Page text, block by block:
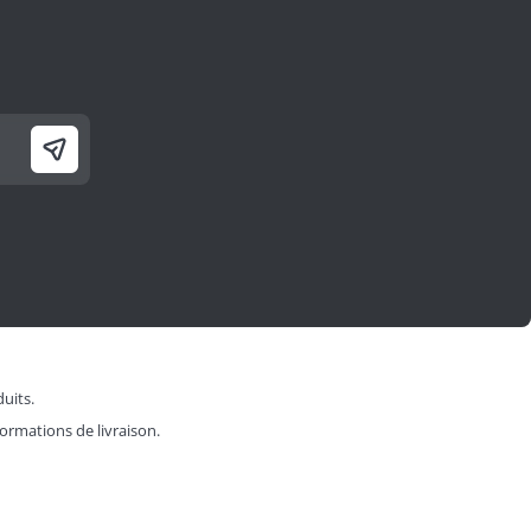
de livraison.